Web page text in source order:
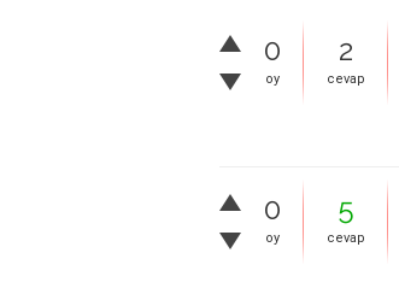
0
oy
2
cevap
0
oy
5
cevap